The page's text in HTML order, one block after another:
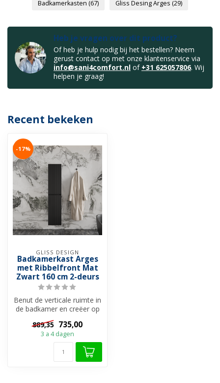
Badkamerkasten (67) Gliss Desing Arges (29)
Heb je vragen over dit product?
Of heb je hulp nodig bij het bestellen? Neem
gerust contact op met onze klantenservice via
info@sani4comfort.nl of +31 625057806. Wij
helpen je graag!
Recent bekeken
-17%
GLISS DESIGN
Badkamerkast Arges
met Ribbelfront Mat
Zwart 160 cm 2-deurs
Benut de verticale ruimte in
de badkamer en creëer op
een stijlvolle manier meer...
889,35 735,00
3 a 4 dagen